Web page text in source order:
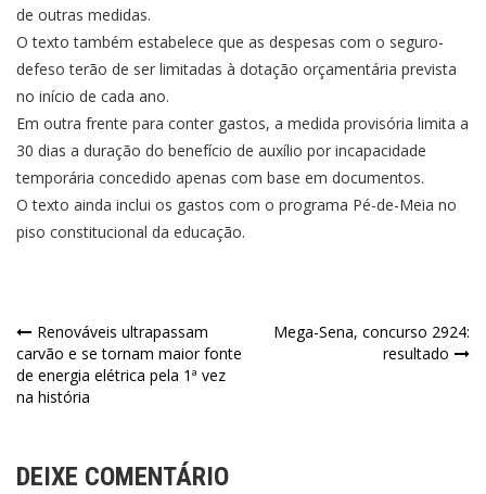
de outras medidas.
O texto também estabelece que as despesas com o seguro-
defeso terão de ser limitadas à dotação orçamentária prevista
no início de cada ano.
Em outra frente para conter gastos, a medida provisória limita a
30 dias a duração do benefício de auxílio por incapacidade
temporária concedido apenas com base em documentos.
O texto ainda inclui os gastos com o programa Pé-de-Meia no
piso constitucional da educação.
Navegação
de
Post
Renováveis ultrapassam
carvão e se tornam maior fonte
de energia elétrica pela 1ª vez
na história
Mega-Sena, concurso 2924:
resultado
DEIXE COMENTÁRIO